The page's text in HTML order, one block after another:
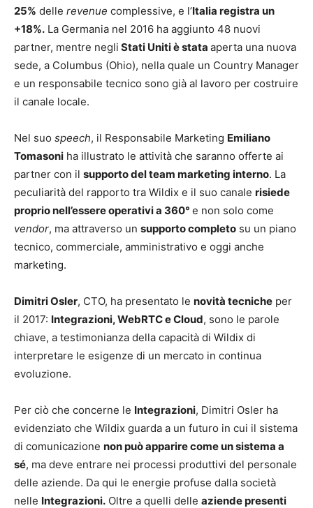
25% delle revenue complessive, e l’Italia registra un
+18%. La Germania nel 2016 ha aggiunto 48 nuovi
partner, mentre negli Stati Uniti è stata aperta una nuova
sede, a Columbus (Ohio), nella quale un Country Manager
e un responsabile tecnico sono già al lavoro per costruire
il canale locale.
Nel suo speech, il Responsabile Marketing Emiliano
Tomasoni ha illustrato le attività che saranno offerte ai
partner con il supporto del team marketing interno. La
peculiarità del rapporto tra Wildix e il suo canale risiede
proprio nell’essere operativi a 360° e non solo come
vendor, ma attraverso un supporto completo su un piano
tecnico, commerciale, amministrativo e oggi anche
marketing.
Dimitri Osler, CTO, ha presentato le novità tecniche per
il 2017: Integrazioni, WebRTC e Cloud, sono le parole
chiave, a testimonianza della capacità di Wildix di
interpretare le esigenze di un mercato in continua
evoluzione.
Per ciò che concerne le Integrazioni, Dimitri Osler ha
evidenziato che Wildix guarda a un futuro in cui il sistema
di comunicazione non può apparire come un sistema a
sé, ma deve entrare nei processi produttivi del personale
delle aziende. Da qui le energie profuse dalla società
nelle Integrazioni. Oltre a quelli delle aziende presenti